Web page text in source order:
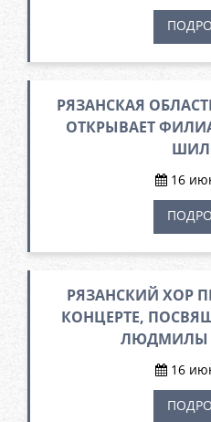
РЯЗАНСКАЯ
ОТКРЫВАЕТ
16
РЯЗАНСКИЙ ХОР
КОНЦЕРТЕ,
ЛЮДМИЛЫ
16